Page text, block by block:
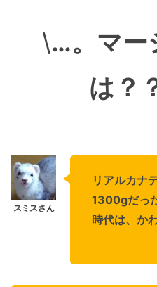
\…。マー
は？
リアルカナ
1300gだっ
時代は、か